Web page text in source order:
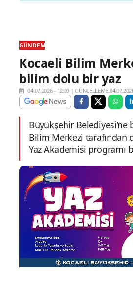
GÜNDEM
Kocaeli Bilim
bilim dolu bir yaz
04.07.2026 - 12:09 |
Büyükşehir Belediyesi’ne
Bilim Merkezi tarafından
Yaz Akademisi programı